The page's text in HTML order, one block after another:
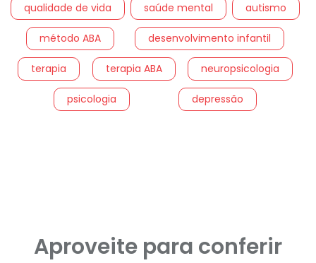
qualidade de vida saúde mental autismo
método ABA desenvolvimento infantil
terapia terapia ABA neuropsicologia
psicologia depressão
Aproveite para conferir